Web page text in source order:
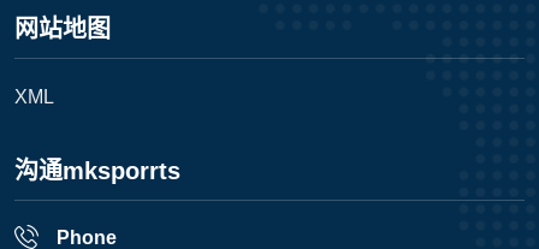
网站地图
XML
沟通mksporrts
Phone